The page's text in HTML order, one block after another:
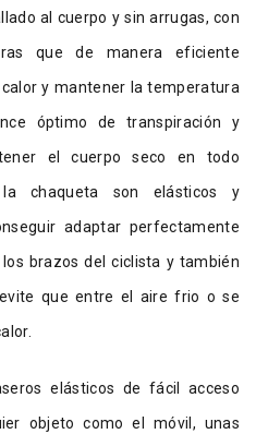
al cuerpo y sin arrugas, con
que de manera eficiente
y mantener la temperatura
óptimo de transpiración y
el cuerpo seco en todo
chaqueta son elásticos y
adaptar perfectamente
brazos del ciclista y también
que entre el aire frio o se
elásticos de fácil acceso
objeto como el móvil, unas